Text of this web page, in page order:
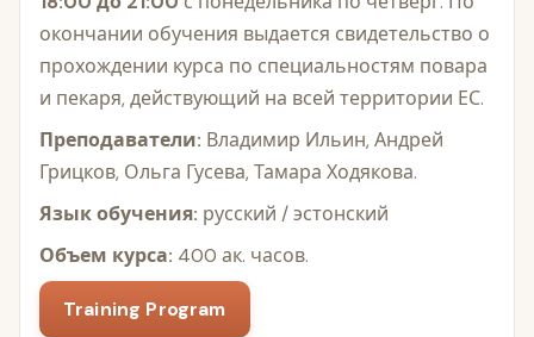
окончании обучения выдается свидетельство о
прохождении курса по специальностям повара
и пекаря, действующий на всей территории ЕС.
Преподаватели: Владимир Ильин, Андрей
Грицков, Ольга Гусева, Тамара Ходякова.
Язык обучения: русский / эстонский
Объем курса: 400 ак. часов.
Training Program